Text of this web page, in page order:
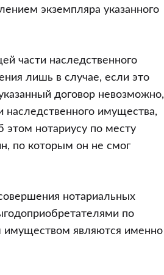
экземпляра указанного
части наследственного
лишь в случае, если это
договор невозможно,
наследственного имущества,
нотариусу по месту
по которым он не смог
нотариальных
по
имуществом являются именно